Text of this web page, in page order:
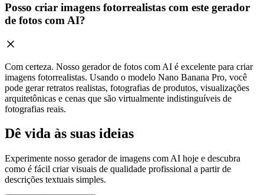
Posso criar imagens fotorrealistas com este gerador
de fotos com AI?
Com certeza. Nosso gerador de fotos com AI é excelente para criar
imagens fotorrealistas. Usando o modelo Nano Banana Pro, você
pode gerar retratos realistas, fotografias de produtos, visualizações
arquitetônicas e cenas que são virtualmente indistinguíveis de
fotografias reais.
Dê vida às suas ideias
Experimente nosso gerador de imagens com AI hoje e descubra
como é fácil criar visuais de qualidade profissional a partir de
descrições textuais simples.